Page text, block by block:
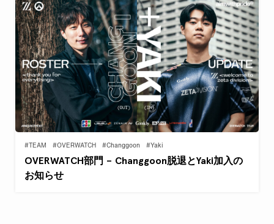
#TEAM #OVERWATCH #Changgoon #Yaki
OVERWATCH部門 – Changgoon脱退とYaki加入の
お知らせ